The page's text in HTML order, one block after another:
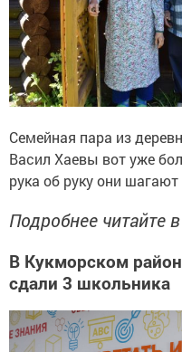
Семейная пара из
Васил Хаевы вот уже
рука об руку они
Подробнее читайте в
В Кукморском
сдали 3 школьника